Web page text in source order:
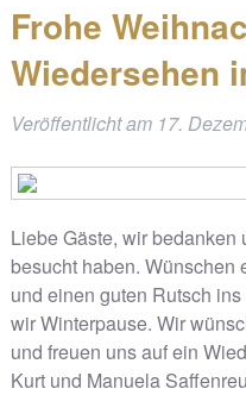
Frohe
Wiedersehen
Veröffentlicht am 17.
Liebe Gäste, wir
besucht haben.
und einen guten Rutsch
wir Winterpause. Wir
und freuen uns auf ein
Kurt und Manuela